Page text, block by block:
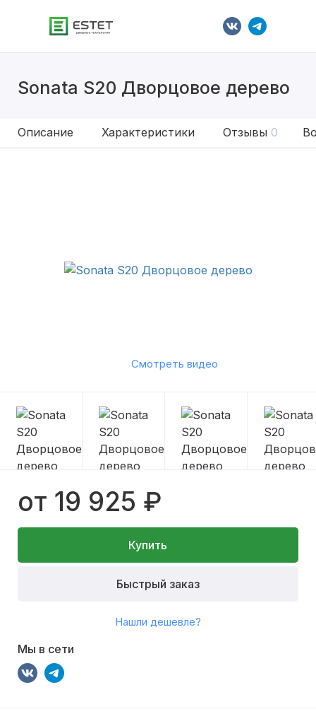
Sonata S20 Дворцовое дерево
Описание Характеристики Отзывы 0
Смотреть видео
от 19 925 ₽
Купить
Быстрый заказ
Нашли дешевле?
Мы в сети